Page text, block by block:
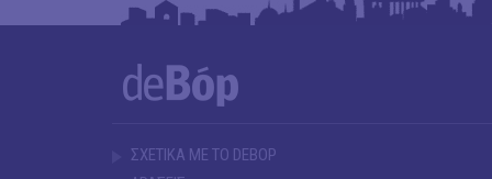
ΣΧΕΤΙΚΑ ΜΕ ΤΟ DEBOP